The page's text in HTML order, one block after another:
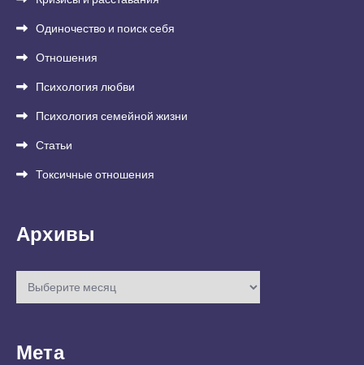
Одиночество и поиск себя
Отношения
Психология любви
Психология семейной жизни
Статьи
Токсичные отношения
Архивы
Архивы
Мета